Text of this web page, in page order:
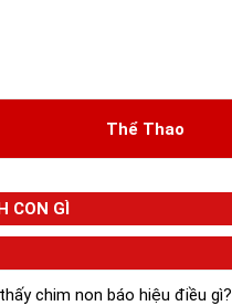
Thể Thao
CON GÌ
chim non báo hiệu điều gì?